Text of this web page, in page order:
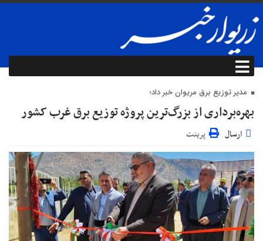
مدیر توزیع برق مریوان خبر داد؛
بهره‌برداری از بزرگ‌ترین پروژه توزیع برق غرب کشور
ارسال پرینت